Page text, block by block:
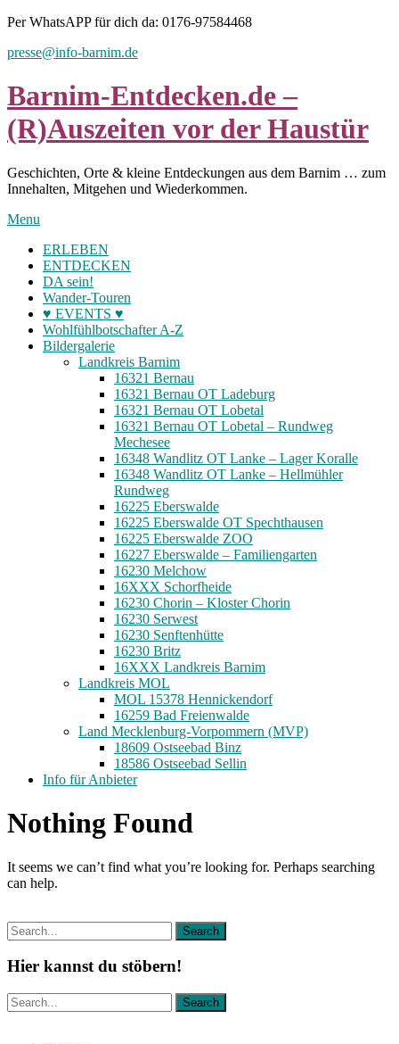
Skip
content
Per WhatsAPP für dich da: 0176-97584468
presse@info-barnim.de
Barnim-Entdecken.de –
(R)Auszeiten vor der Haustür
Geschichten, Orte & kleine Entdeckungen aus dem Barnim … zum
Innehalten, Mitgehen und Wiederkommen.
Menu
ERLEBEN
ENTDECKEN
DA sein!
Wander-Touren
♥ EVENTS ♥
Wohlfühlbotschafter A-Z
Bildergalerie
Landkreis Barnim
16321 Bernau
16321 Bernau OT Ladeburg
16321 Bernau OT Lobetal
16321 Bernau OT Lobetal – Rundweg
Mechesee
16348 Wandlitz OT Lanke – Lager Koralle
16348 Wandlitz OT Lanke – Hellmühler
Rundweg
16225 Eberswalde
16225 Eberswalde OT Spechthausen
16225 Eberswalde ZOO
16227 Eberswalde – Familiengarten
16230 Melchow
16XXX Schorfheide
16230 Chorin – Kloster Chorin
16230 Serwest
16230 Senftenhütte
16230 Britz
16XXX Landkreis Barnim
Landkreis MOL
MOL 15378 Hennickendorf
16259 Bad Freienwalde
Land Mecklenburg-Vorpommern (MVP)
18609 Ostseebad Binz
18586 Ostseebad Sellin
Info für Anbieter
Nothing Found
It seems we can’t find what you’re looking for. Perhaps searching
can help.
Hier kannst du stöbern!